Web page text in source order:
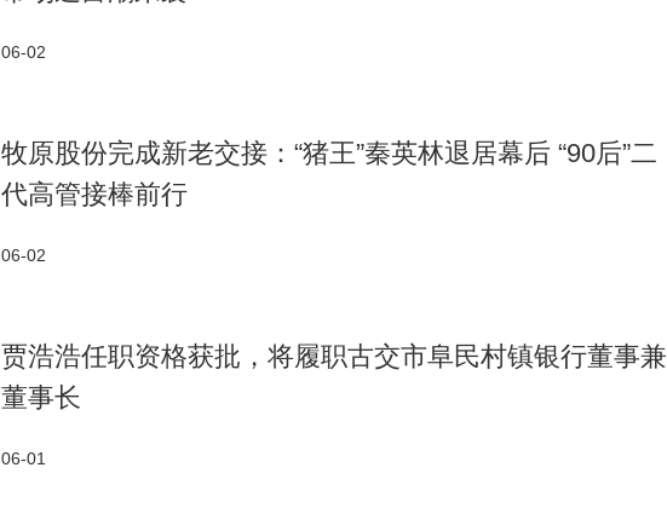
06-02
牧原股份完成新老交接：“猪王”秦英林退居幕后 “90后”二
代高管接棒前行
06-02
贾浩浩任职资格获批，将履职古交市阜民村镇银行董事兼
董事长
06-01